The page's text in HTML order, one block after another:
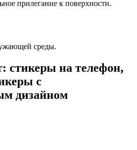
прилегание к поверхности.
среды.
стикеры на телефон,
с
дизайном